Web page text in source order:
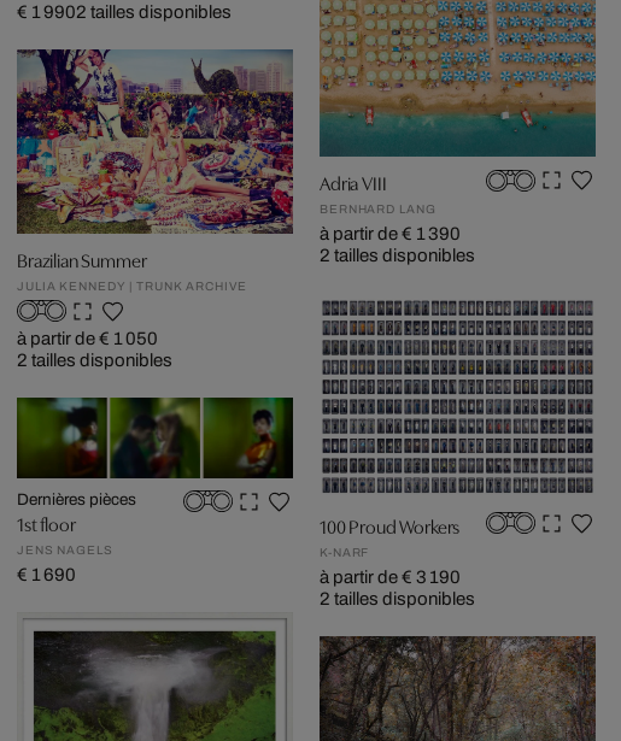
€ 1 9902 tailles disponibles
Brazilian Summer
JULIA KENNEDY | TRUNK ARCHIVE
à partir de € 1 050
2 tailles disponibles
Dernières pièces
1st floor
JENS NAGELS
€ 1 690
Adria VIII
BERNHARD LANG
à partir de € 1 390
2 tailles disponibles
100 Proud Workers
K-NARF
à partir de € 3 190
2 tailles disponibles